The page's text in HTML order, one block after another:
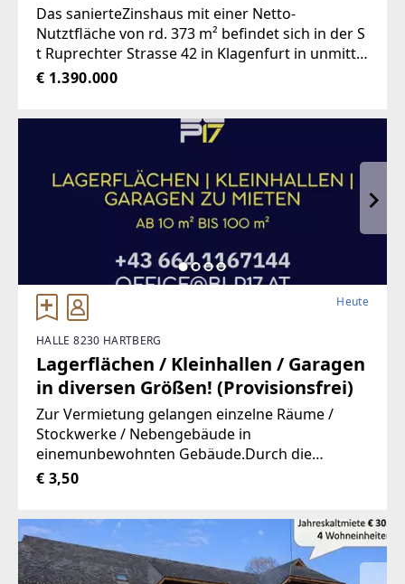
Das sanierteZinshaus mit einer Netto-
Nutztfläche von rd. 373 m² befindet sich in der S
t Ruprechter Strasse 42 in Klagenfurt in unmittel
barer Nähe zum Hauptbahnhof. Das Zinshaus is
ie genaue Aufteilung der Wohnungen kann aus
erden.4 Wohnungen verfügen über einen Balko
n. In den Wohnungen sind Einbauküchen verba
ut. Die Raumhöhe liegt bei 3 m. Die Bäder sind v
erfliest. Die Heizung erfolgt per Fernwärme. Das
Dachgeschoß ist ausgebaut. Im Innenhof befin
den sich 4 Stellplätze sowie ein kleines Nebenge
bäude mit einer Singlewohnung.EckdatenNutzfl
äche: rd. 373 m2Wohnungen: 12Mietverträge: 1
2 Befristet
€ 1.390.000
Heute
HALLE 8230 HARTBERG
Lagerflächen / Kleinhallen / Garagen
in diversen Größen! (Provisionsfrei)
Zur Vermietung gelangen einzelne Räume /
Stockwerke / Nebengebäude in
einemunbewohnten Gebäude.Durch die
hervorragende Trennbarkeit der
€ 3,50